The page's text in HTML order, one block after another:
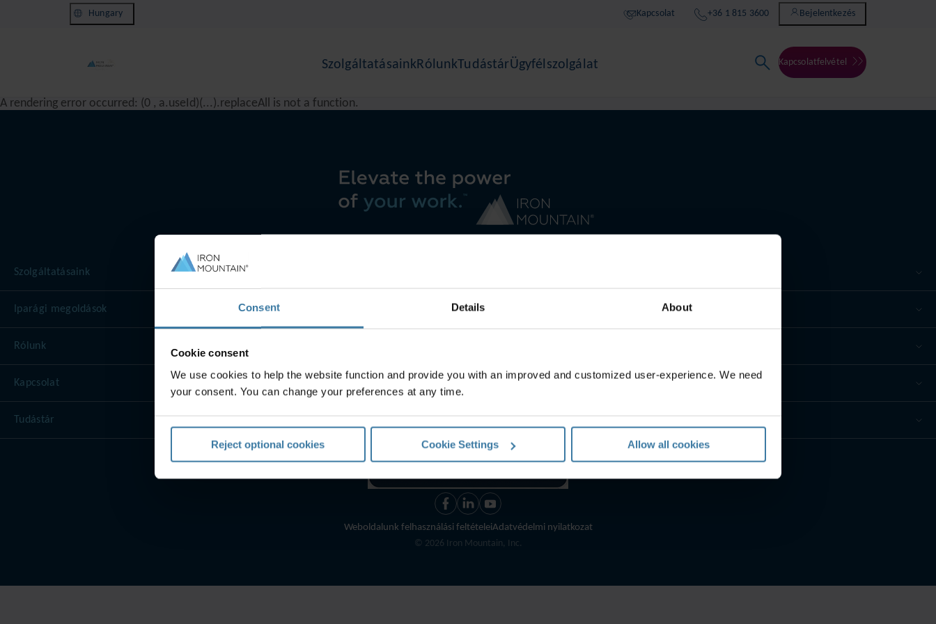
Consent Details About
Cookie consent
We use cookies to help the website function and provide you with an improved and customized user-experience. We need
your consent. You can change your preferences at any time.
Reject optional cookies Cookie Settings Allow all cookies
Hungary Kapcsolat +36 1 815 3600 Bejelentkezés
SzolgáltatásainkRólunkTudástárÜgyfélszolgálat Kapcsolatfelvétel
A rendering error occurred: (0 , a.useId)(...).replaceAll is not a function.
Szolgáltatásaink
Iparági megoldások
Rólunk
Kapcsolat
Tudástár
Weboldalunk felhasználási feltételeiAdatvédelmi nyilatkozat
© 2026 Iron Mountain, Inc.